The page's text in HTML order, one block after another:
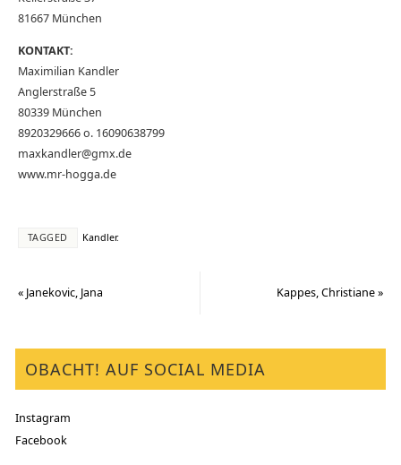
81667 München
KONTAKT:
Maximilian Kandler
Anglerstraße 5
80339 München
8920329666 o. 16090638799
maxkandler@gmx.de
www.mr-hogga.de
TAGGED Kandler.
«Janekovic, Jana Kappes, Christiane»
OBACHT! AUF SOCIAL MEDIA
Instagram
Facebook